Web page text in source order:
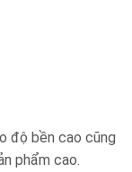
độ bền cao cũng
phẩm cao.